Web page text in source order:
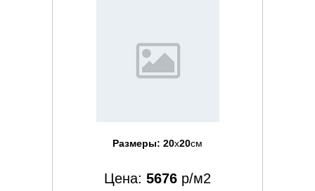
Размеры: 20x20см
Цена: 5676 р/м2